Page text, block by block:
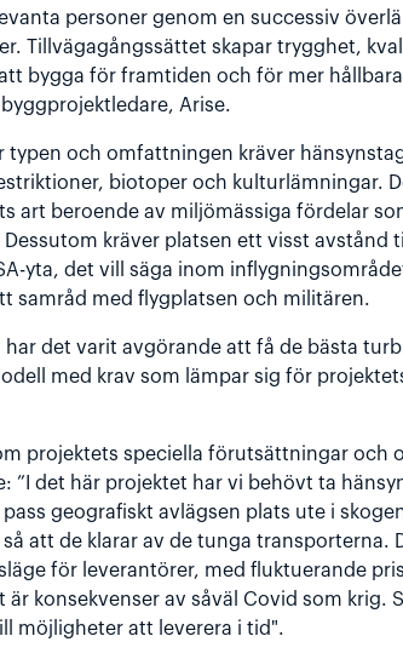
personer genom en successiv
Tillvägagångssättet skapar trygghet,
bygga för framtiden och för mer
Arise.
typen och omfattningen kräver
biotoper och kulturlämningar.
art beroende av miljömässiga fördelar
kräver platsen ett visst avstånd
yta, det vill säga inom
samråd med flygplatsen och militären.
har det varit avgörande att få de bästa
med krav som lämpar sig för
projektets speciella förutsättningar och
”I det här projektet har vi behövt ta
pass geografiskt avlägsen plats ute i
att de klarar av de tunga transporterna.
för leverantörer, med fluktuerande
är konsekvenser av såväl Covid som
möjligheter att leverera i tid".